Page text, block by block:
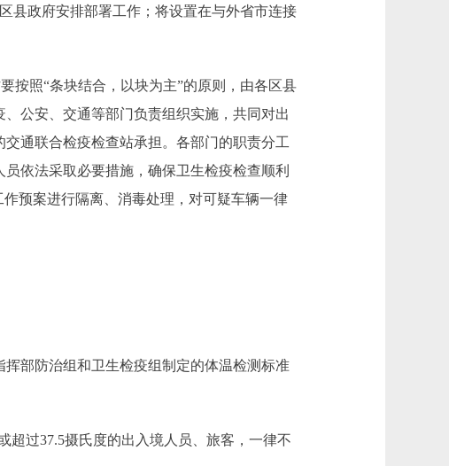
县政府安排部署工作；将设置在与外省市连接
照“条块结合，以块为主”的原则，由各区县
公安、交通等部门负责组织实施，共同对出
通联合检疫检查站承担。各部门的职责分工
依法采取必要措施，确保卫生检疫检查顺利
预案进行隔离、消毒处理，对可疑车辆一律
部防治组和卫生检疫组制定的体温检测标准
过37.5摄氏度的出入境人员、旅客，一律不